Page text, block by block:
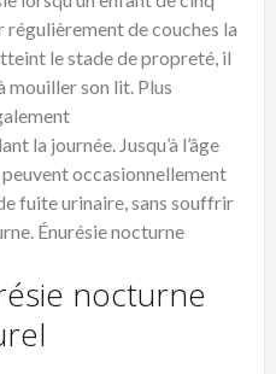
régulièrement de couches la
le stade de propreté, il
mouiller son lit. Plus
la journée. Jusqu’à l’âge
occasionnellement
fuite urinaire, sans souffrir
Énurésie nocturne
nocturne